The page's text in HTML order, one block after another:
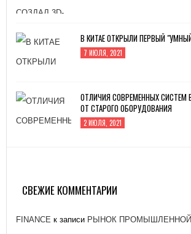
В КИТАЕ ОТКРЫЛИ ПЕРВЫЙ
7 ИЮЛЯ, 2021
ОТЛИЧИЯ СОВРЕМЕННЫХ
ОТ СТАРОГО ОБОРУДОВАНИЯ
2 ИЮЛЯ, 2021
26 ЯНВАРЯ, 2021
СВЕЖИЕ КОММЕНТАРИИ
FINANCE к записи РЫНОК ПРОМЫШЛЕННОЙ